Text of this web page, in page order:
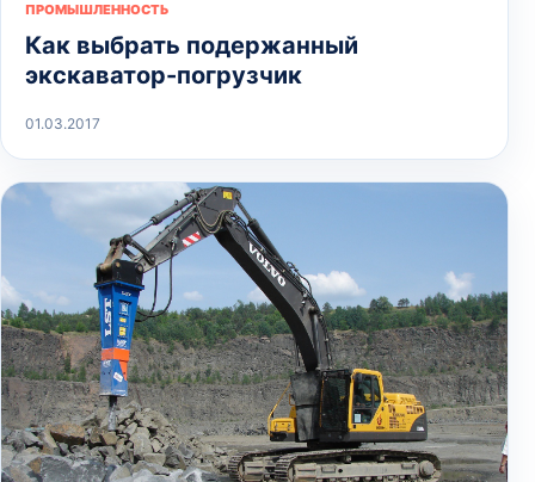
ПРОМЫШЛЕННОСТЬ
Как выбрать подержанный
экскаватор-погрузчик
01.03.2017